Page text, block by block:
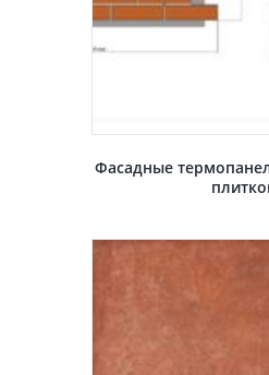
Фасадные